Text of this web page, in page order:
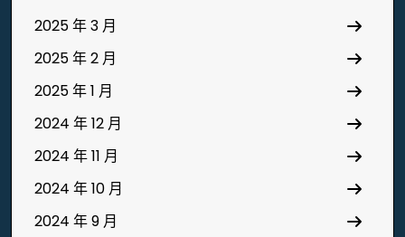
2025 年 3 月
2025 年 2 月
2025 年 1 月
2024 年 12 月
2024 年 11 月
2024 年 10 月
2024 年 9 月